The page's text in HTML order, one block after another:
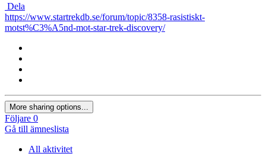
Dela
https://www.startrekdb.se/forum/topic/8358-rasistiskt-
motst%C3%A5nd-mot-star-trek-discovery/
More sharing options...
Följare 0
Gå till ämneslista
All aktivitet